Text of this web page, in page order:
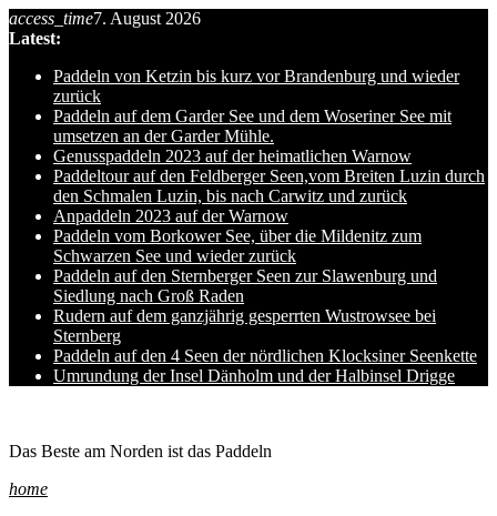
Skip
to
content
access_time7. August 2026
Latest:
Paddeln von Ketzin bis kurz vor Brandenburg und wieder
zurück
Paddeln auf dem Garder See und dem Woseriner See mit
umsetzen an der Garder Mühle.
Genusspaddeln 2023 auf der heimatlichen Warnow
Paddeltour auf den Feldberger Seen,vom Breiten Luzin durch
den Schmalen Luzin, bis nach Carwitz und zurück
Anpaddeln 2023 auf der Warnow
Paddeln vom Borkower See, über die Mildenitz zum
Schwarzen See und wieder zurück
Paddeln auf den Sternberger Seen zur Slawenburg und
Siedlung nach Groß Raden
Rudern auf dem ganzjährig gesperrten Wustrowsee bei
Sternberg
Paddeln auf den 4 Seen der nördlichen Klocksiner Seenkette
Umrundung der Insel Dänholm und der Halbinsel Drigge
Das Beste am Norden ist das Paddeln
home